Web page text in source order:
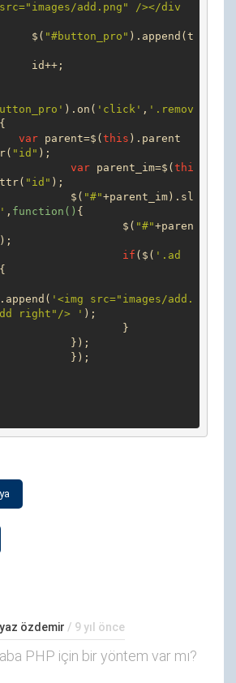
add.png" /></div
		  $(
"#button_pro" ).append(t
).on( 'click' , '.remov
{
var parent=$(this ).parent
"id" );
var parent_im=$(thi
"id" );
			$(
"#"+parent_im).sl
, function ( ) {
				$(
"#"+paren
if ($( '.ad
'<img src="images/add.
right"/> ' );
özdemir / 9 yıl önce
PHP için bir yöntem var mı?